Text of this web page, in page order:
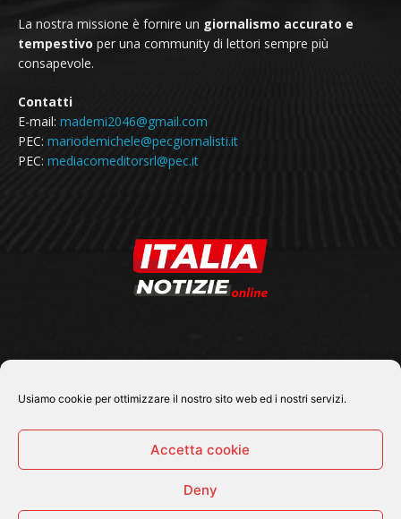
Usiamo cookie per ottimizzare il nostro sito web ed i nostri servizi.
Accetta cookie
Deny
La nostra missione è fornire un giornalismo accurato e
tempestivo per una community di lettori sempre più
consapevole.
Contatti
E-mail: mademi2046@gmail.com
PEC: mariodemichele@pecgiornalisti.it
PEC: mediacomeditorsrl@pec.it
SEGUICI SU
© 2026 Tutti i diritti riservati - Italia Notizie .online |